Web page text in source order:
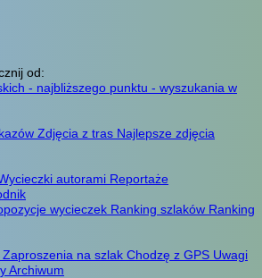
od:
- najbliższego punktu - wyszukania w
Zdjęcia z tras Najlepsze zdjęcia
autorami Reportaże
wycieczek Ranking szlaków Ranking
Zaproszenia na szlak Chodzę z GPS Uwagi
Archiwum